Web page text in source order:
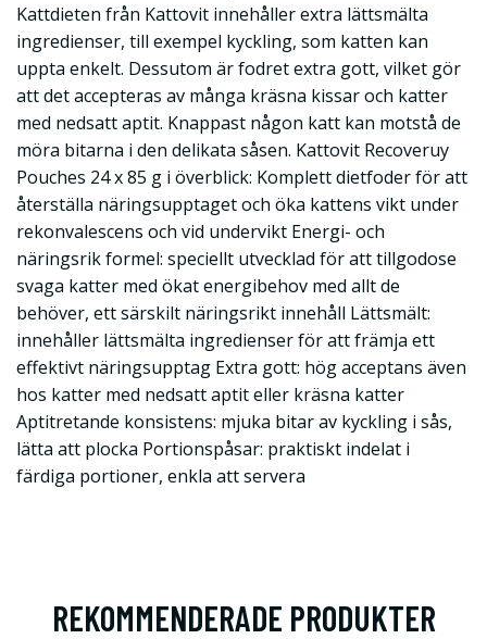
Kattdieten från Kattovit innehåller extra lättsmälta
ingredienser, till exempel kyckling, som katten kan
uppta enkelt. Dessutom är fodret extra gott, vilket gör
att det accepteras av många kräsna kissar och katter
med nedsatt aptit. Knappast någon katt kan motstå de
möra bitarna i den delikata såsen. Kattovit Recoveruy
Pouches 24 x 85 g i överblick: Komplett dietfoder för att
återställa näringsupptaget och öka kattens vikt under
rekonvalescens och vid undervikt Energi- och
näringsrik formel: speciellt utvecklad för att tillgodose
svaga katter med ökat energibehov med allt de
behöver, ett särskilt näringsrikt innehåll Lättsmält:
innehåller lättsmälta ingredienser för att främja ett
effektivt näringsupptag Extra gott: hög acceptans även
hos katter med nedsatt aptit eller kräsna katter
Aptitretande konsistens: mjuka bitar av kyckling i sås,
lätta att plocka Portionspåsar: praktiskt indelat i
färdiga portioner, enkla att servera
REKOMMENDERADE PRODUKTER